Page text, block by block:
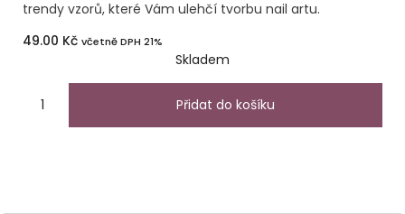
trendy vzorů, které Vám ulehčí tvorbu nail artu.
49.00 Kč včetně DPH 21%
Skladem
Přidat do košíku